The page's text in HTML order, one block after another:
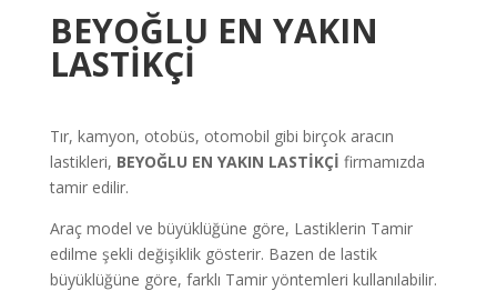
BEYOĞLU EN YAKIN
LASTİKÇİ
Tır, kamyon, otobüs, otomobil gibi birçok aracın
lastikleri, BEYOĞLU EN YAKIN LASTİKÇİ firmamızda
tamir edilir.
Araç model ve büyüklüğüne göre, Lastiklerin Tamir
edilme şekli değişiklik gösterir. Bazen de lastik
büyüklüğüne göre, farklı Tamir yöntemleri kullanılabilir.